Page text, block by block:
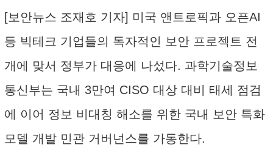
[보안뉴스 조재호 기자] 미국 앤트로픽과 오픈AI
등 빅테크 기업들의 독자적인 보안 프로젝트 전
개에 맞서 정부가 대응에 나섰다. 과학기술정보
통신부는 국내 3만여 CISO 대상 대비 태세 점검
에 이어 정보 비대칭 해소를 위한 국내 보안 특화
모델 개발 민관 거버넌스를 가동한다.